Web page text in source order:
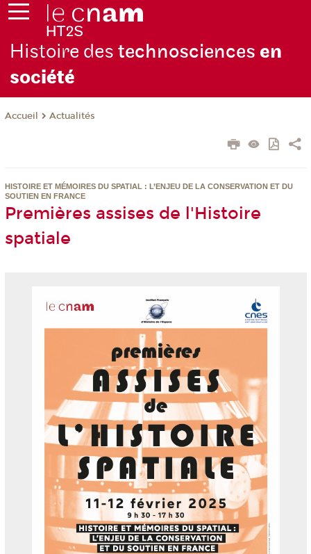
Histoire des technosciences en
société
Accueil Actualités
HISTOIRE ET MÉMOIRES DU SPATIAL : L’ENJEU DE LA CONSERVATION ET DU
SOUTIEN EN FRANCE
Premières assises de l'Histoire
spatiale